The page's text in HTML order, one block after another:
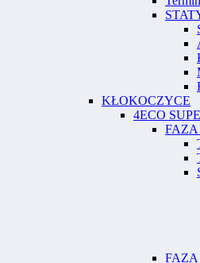
KŁOKOCZYCE
4ECO